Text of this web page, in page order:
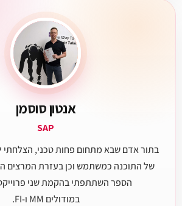
אנטון סוסמן
SAP
בתור אדם שבא מתחום פחות טכני, הצלחתי
של התוכנה כמשתמש וכן בעזרת המרצים
הספר השתתפתי בהקמת שני
במודולים MM ו-FI.